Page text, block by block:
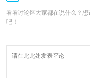
看看讨论区大家都在说什么？
吧！